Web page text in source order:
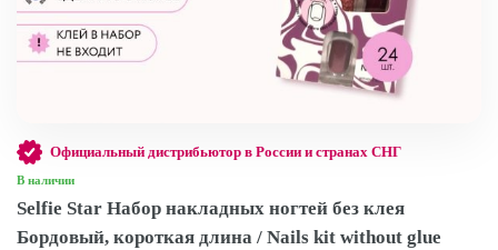
Официальный дистрибьютор в России и странах СНГ
В наличии
Selfie Star Набор накладных ногтей без клея
Бордовый, короткая длина / Nails kit without glue